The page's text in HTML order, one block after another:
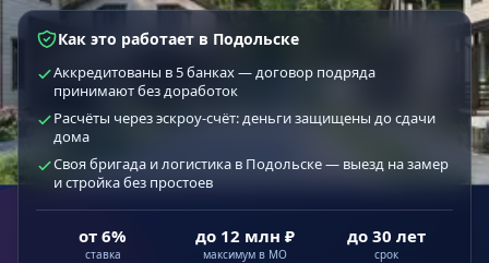
Как это работает в Подольске
Аккредитованы в 5 банках — договор подряда
принимают без доработок
Расчёты через эскроу-счёт: деньги защищены до сдачи
дома
Своя бригада и логистика в Подольске — выезд на замер
и стройка без простоев
от 6%
ставка
до 12 млн ₽
максимум в МО
до 30 лет
срок